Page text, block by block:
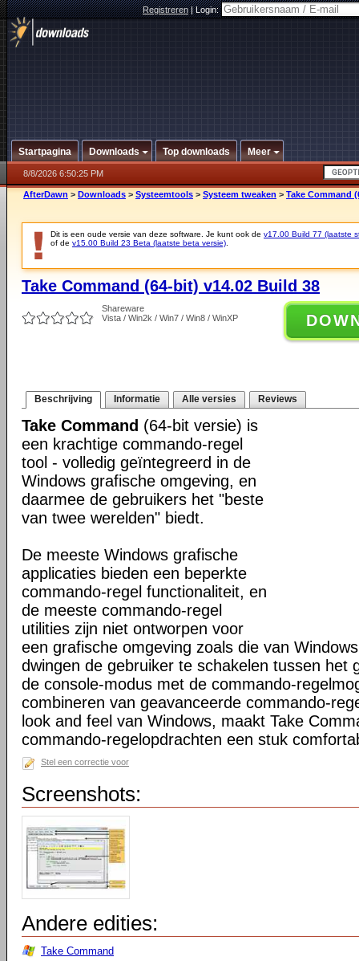
Registreren|Login:
Startpagina Downloads Top downloads Meer
8/8/2026 6:50:25 PM
AfterDawn > Downloads > Systeemtools > Systeem tweaken > Take Command
Dit is een oude versie van deze software. Je kunt ook de v17.00 Build 77 (laatste
of de v15.00 Build 23 Beta (laatste beta versie)
Take Command (64-bit) v14.02 Build 38
Shareware
Vista / Win2k / Win7 / Win8 / WinXP
Beschrijving Informatie Alle versies Reviews
Take Command (64-bit versie) is
een krachtige commando-regel
tool - volledig geïntegreerd in de
Windows grafische omgeving, en
daarmee de gebruikers het "beste
van twee werelden" biedt.
De meeste Windows grafische
applicaties bieden een beperkte
commando-regel functionaliteit, en
de meeste commando-regel
utilities zijn niet ontworpen voor
een grafische omgeving zoals die van
dwingen de gebruiker te schakelen tussen het
de console-modus met de commando-
combineren van geavanceerde commando-
look and feel van Windows, maakt Take
commando-regelopdrachten een stuk
Stel een correctie voor
Screenshots:
Andere edities:
Take Command